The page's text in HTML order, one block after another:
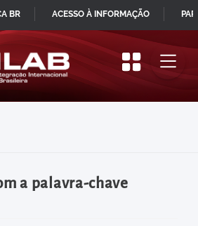
a palavra-chave
IR
PARA
CONTEÚDO
BR ACESSO À INFORMAÇÃO